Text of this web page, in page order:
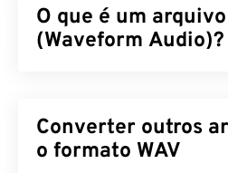
O que é um arquivo
(Waveform Audio)?
compactados. WAV é o
IBM e Windows de um
Converter outros
o formato WAV